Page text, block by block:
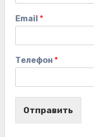
Email *
Телефон *
Отправить